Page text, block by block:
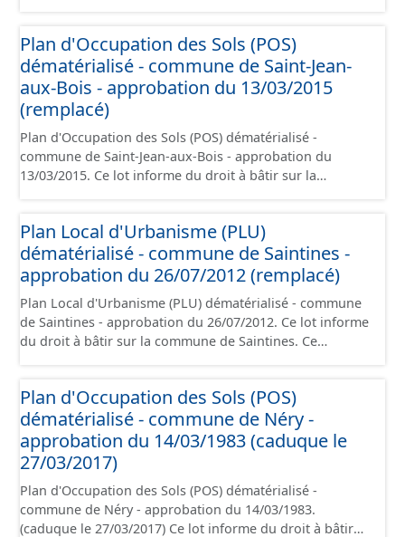
contient les pièces administratives, le rapport de
présentation, le PADD, le règlement (à l'exception des
plans de zonages), les annexes, les orientations
d'aménagement et les données géographiques. Malgré
l'attention portée à la création de ces données, il est
rappelé que seuls les documents papier font foi et sont
opposables d'un point de vue juridique.
Plan d'Occupation des Sols (POS)
dématérialisé - commune de Saint-Jean-
aux-Bois - approbation du 13/03/2015
(remplacé)
Plan d'Occupation des Sols (POS) dématérialisé -
commune de Saint-Jean-aux-Bois - approbation du
13/03/2015. Ce lot informe du droit à bâtir sur la
nationales du CNIG et contient les pièces
administratives, le rapport de présentation, le PADD, le
règlement (à l'exception des plans de zonages), les
annexes, les orientations d'aménagement et les données
géographiques. Malgré l'attention portée à la création
de ces données, il est rappelé que seuls les documents
papier font foi et sont opposables d'un point de vue
Plan Local d'Urbanisme (PLU)
dématérialisé - commune de Saintines -
approbation du 26/07/2012 (remplacé)
Plan Local d'Urbanisme (PLU) dématérialisé - commune
de Saintines - approbation du 26/07/2012. Ce lot informe
du droit à bâtir sur la commune de Saintines. Ce
administratives, le rapport de présentation, le PADD, le
règlement (à l'exception des plans de zonages), les
annexes, les orientations d'aménagement et les données
géographiques. Malgré l'attention portée à la création
de ces données, il est rappelé que seuls les documents
papier font foi et sont opposables d'un point de vue
juridique.
Plan d'Occupation des Sols (POS)
dématérialisé - commune de Néry -
approbation du 14/03/1983 (caduque le
27/03/2017)
Plan d'Occupation des Sols (POS) dématérialisé -
commune de Néry - approbation du 14/03/1983.
(caduque le 27/03/2017) Ce lot informe du droit à bâtir